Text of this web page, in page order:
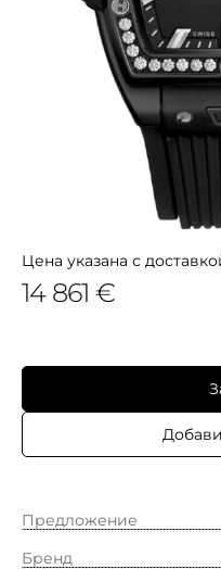
Цена указана с
14 861 €
Предложение
Бренд